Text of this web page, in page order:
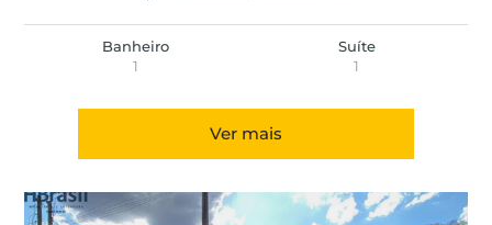
Banheiro
1
Suíte
1
Ver mais